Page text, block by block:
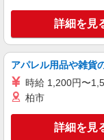
キープ
株式会社フルキャスト
ン
詳細を見
アパレル用品や雑貨
時給 1,200円〜
柏市
詳細を見